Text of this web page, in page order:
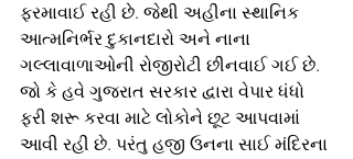
ફરમાવાઈ રહી છે. જેથી અહીના સ્થાનિક
આત્મનિર્ભર દુકાનદારો અને નાના
ગલ્લાવાળાઓની રોજીરોટી છીનવાઈ ગઈ છે.
જો કે હવે ગુજરાત સરકાર દ્વારા વેપાર ધંધો
ફરી શરૂ કરવા માટે લોકોને છૂટ આપવામાં
આવી રહી છે. પરંતુ હજી ઉનના સાઈ મંદિરના